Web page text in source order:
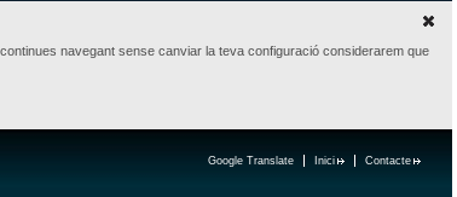
navegant sense canviar la teva configuració considerarem que
Contacte
Inici
Google Translate